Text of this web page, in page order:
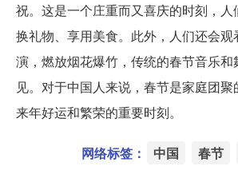
祝。这是一个庄重而又喜庆的时刻，
换礼物、享用美食。此外，人们还会观
演，燃放烟花爆竹，传统的春节音乐
见。对于中国人来说，春节是家庭团
来年好运和繁荣的重要时刻。
网络标签： 中国 春节